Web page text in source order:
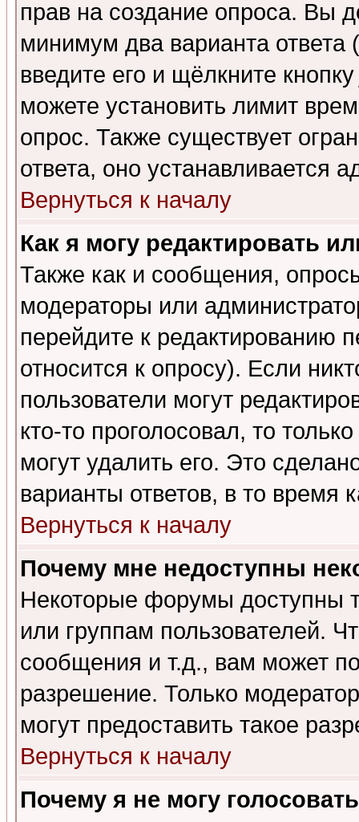
прав на создание опроса. Вы
минимум два варианта ответа
введите его и щёлкните
можете установить лимит
опрос. Также существует
ответа, оно устанавливается
Вернуться к началу
Как я могу редактировать
Также как и сообщения,
модераторы или
перейдите к редактированию
относится к опросу). Если
пользователи могут
кто-то проголосовал, то
могут удалить его. Это
варианты ответов, в то время
Вернуться к началу
Почему мне недоступны
Некоторые форумы доступны
или группам пользователей.
сообщения и т.д., вам может
разрешение. Только
могут предоставить такое
Вернуться к началу
Почему я не могу